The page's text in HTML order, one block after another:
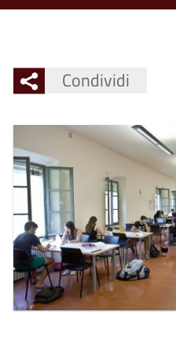
Condividi
Ingrandisci
l'immagine